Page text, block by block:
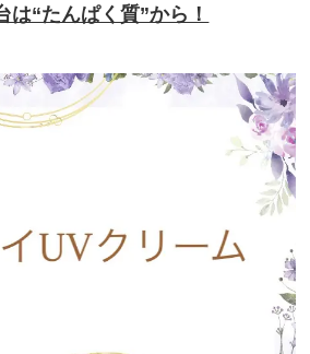
は“たんぱく質”から！